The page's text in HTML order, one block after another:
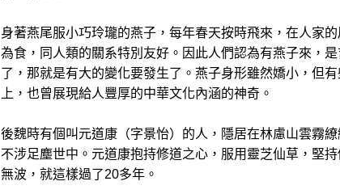
身著燕尾服小巧玲瓏的燕子，每年春天按時飛來，在人家
為食，同人類的關系特別友好。因此人們認為有燕子來，
了，那就是有大的變化要發生了。燕子身形雖然嬌小，但
上，也曾展現給人豐厚的中華文化內涵的神奇。
後魏時有個叫元道康（字景怡）的人，隱居在林慮山雲霧
不涉足塵世中。元道康抱持修道之心，服用靈芝仙草，堅
無波，就這樣過了20多年。